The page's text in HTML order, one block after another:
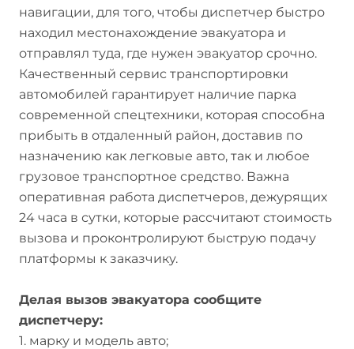
навигации, для того, чтобы диспетчер быстро
находил местонахождение эвакуатора и
отправлял туда, где нужен эвакуатор срочно.
Качественный сервис транспортировки
автомобилей гарантирует наличие парка
современной спецтехники, которая способна
прибыть в отдаленный район, доставив по
назначению как легковые авто, так и любое
грузовое транспортное средство. Важна
оперативная работа диспетчеров, дежурящих
24 часа в сутки, которые рассчитают стоимость
вызова и проконтролируют быструю подачу
платформы к заказчику.
Делая вызов эвакуатора сообщите
диспетчеру:
1. марку и модель авто;